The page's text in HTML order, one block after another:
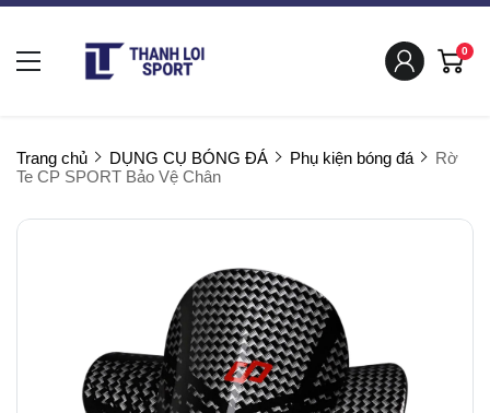
0
Trang chủ DỤNG CỤ BÓNG ĐÁ Phụ kiện bóng đá
Rờ
Te CP SPORT Bảo Vệ Chân